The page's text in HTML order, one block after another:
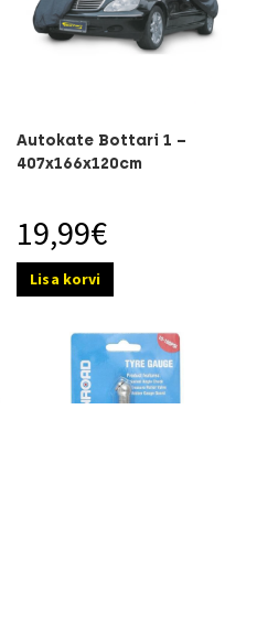
Autokate Bottari 1 –
407x166x120cm
19,99€
Lisa korvi